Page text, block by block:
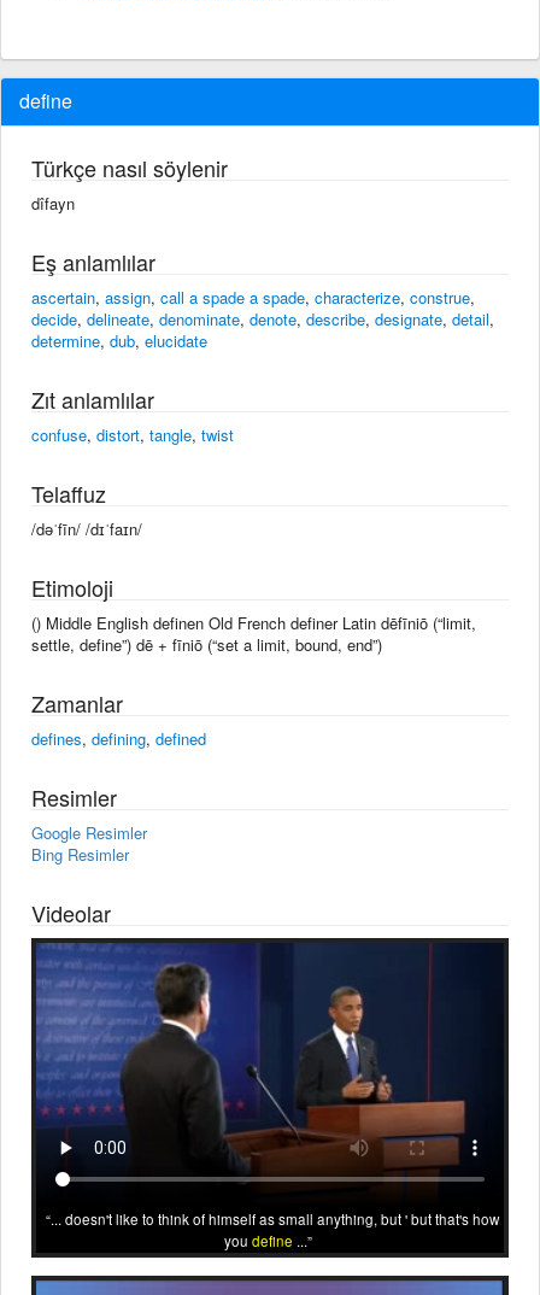
define
Türkçe nasıl söylenir
dîfayn
Eş anlamlılar
ascertain, assign, call a spade a spade, characterize, construe,
decide, delineate, denominate, denote, describe, designate, detail,
determine, dub, elucidate
Zıt anlamlılar
confuse, distort, tangle, twist
Telaffuz
/dəˈfīn/ /dɪˈfaɪn/
Etimoloji
() Middle English definen Old French definer Latin dēfīniō (“limit,
settle, define”) dē + fīniō (“set a limit, bound, end”)
Zamanlar
defines, defining, defined
Resimler
Google Resimler
Bing Resimler
Videolar
... doesn't like to think of himself as small anything, but ' but that's how
you define ...